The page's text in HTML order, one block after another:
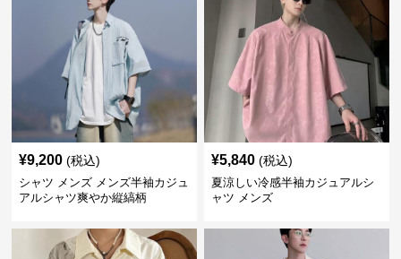
¥9,200 (税込)
シャツ メンズ メンズ半袖カジュ
アルシャツ爽やか縦縞柄
¥5,840 (税込)
夏涼しい冷感半袖カジュアルシ
ャツ メンズ